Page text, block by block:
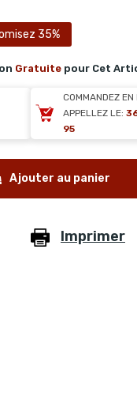
35%
Gratuite pour Cet
COMMANDEZ EN
APPELLEZ LE:
95
Ajouter au panier
Imprimer